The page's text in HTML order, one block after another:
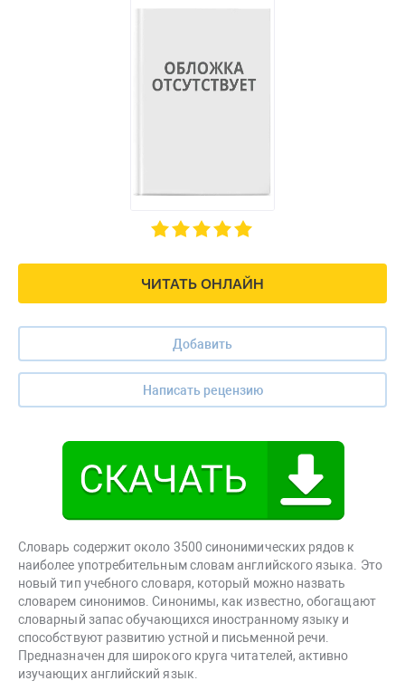
ЧИТАТЬ ОНЛАЙН
Добавить
Написать рецензию
Словарь содержит около 3500 синонимических рядов к
наиболее употребительным словам английского языка. Это
новый тип учебного словаря, который можно назвать
словарем синонимов. Синонимы, как известно, обогащают
словарный запас обучающихся иностранному языку и
способствуют развитию устной и письменной речи.
Предназначен для широкого круга читателей, активно
изучающих английский язык.